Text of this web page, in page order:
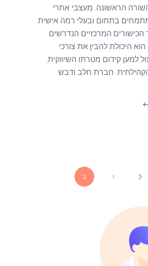
הראשונה. מעצבי אתרי
בתחום ובעלי רמה אישית
המרכזיים הנדרשים
היכולת להבין את צורכי
למען קידום מטרתו השיווקית,
חברת חלב ודבש
1
2